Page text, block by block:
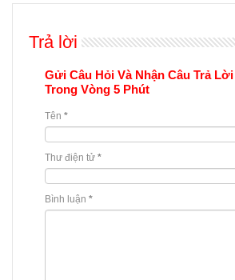
Trả lời
Gửi Câu Hỏi Và Nhận Câu Trả
Trong Vòng 5 Phút
Tên *
Thư điện tử *
Bình luận *